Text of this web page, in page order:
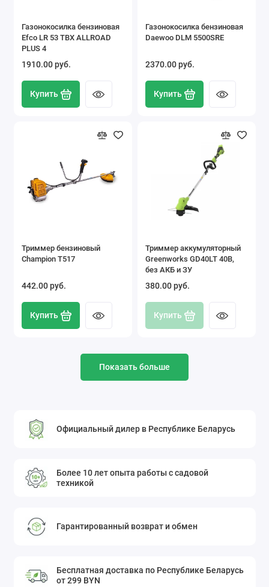
Газонокосилка бензиновая
Efco LR 53 TBX ALLROAD
PLUS 4
1910.00 pуб.
Купить
Газонокосилка бензиновая
Daewoo DLM 5500SRE
2370.00 pуб.
Купить
Триммер бензиновый
Champion T517
442.00 pуб.
Купить
Триммер аккумуляторный
Greenworks GD40LT 40В,
без АКБ и ЗУ
380.00 pуб.
Купить
Показать больше
Официальный дилер в Республике Беларусь
Более 10 лет опыта работы с садовой
техникой
Гарантированный возврат и обмен
Бесплатная доставка по Республике Беларусь
от 299 BYN